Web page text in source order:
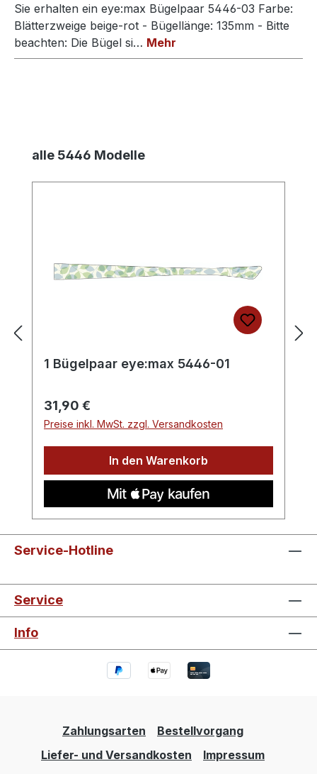
Sie erhalten ein eye:max Bügelpaar 5446-03 Farbe:
Blätterzweige beige-rot - Bügellänge: 135mm - Bitte
beachten: Die Bügel si… Mehr
Produktgalerie überspringen
alle 5446 Modelle
1 Bügelpaar eye:max 5446-01
Regulärer Preis:
31,90 €
Preise inkl. MwSt. zzgl. Versandkosten
In den Warenkorb
Service-Hotline
Service
Info
Zahlungsarten
Bestellvorgang
Liefer- und Versandkosten
Impressum